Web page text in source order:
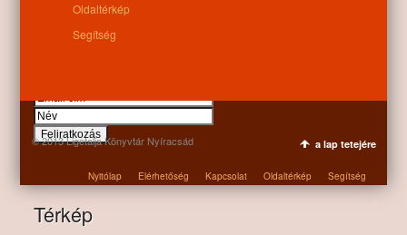
Térkép
Oldaltérkép
Segítség
© 2013 Ligetalja Könyvtár Nyíracsád a lap tetejére
Nyitólap Elérhetőség Kapcsolat Oldaltérkép Segítség